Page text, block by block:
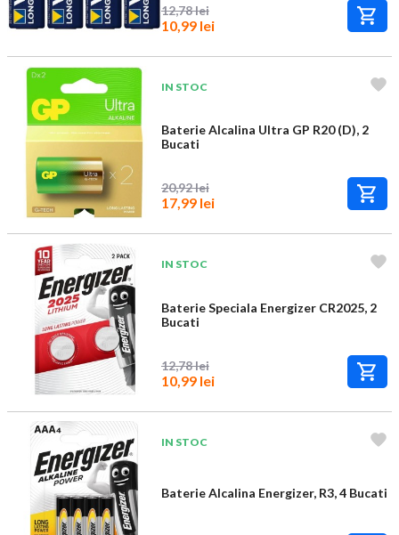
12,78 lei
10,99 lei
IN STOC
Baterie Alcalina Ultra GP R20 (D), 2
Bucati
20,92 lei
17,99 lei
IN STOC
Baterie Speciala Energizer CR2025, 2
Bucati
12,78 lei
10,99 lei
IN STOC
Baterie Alcalina Energizer, R3, 4 Bucati